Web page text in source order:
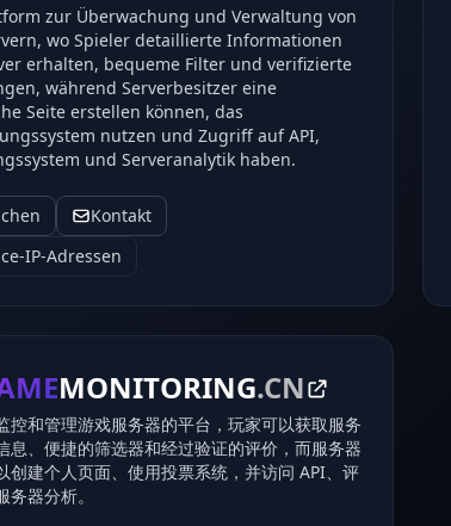
zur Überwachung und Verwaltung von
wo Spieler detaillierte Informationen
erhalten, bequeme Filter und verifizierte
während Serverbesitzer eine
Seite erstellen können, das
nutzen und Zugriff auf API,
und Serveranalytik haben.
Kontakt
IP-Adressen
MONITORING.CN
控和管理游戏服务器的平台，玩家可以获取服务
息、便捷的筛选器和经过验证的评价，而服务器
创建个人页面、使用投票系统，并访问 API、评
务器分析。